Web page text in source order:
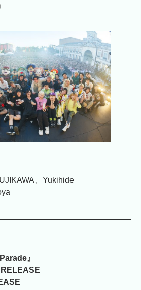
、Yukihide
』